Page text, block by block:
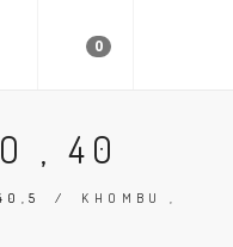
0
, 40
/ KHOMBU ,